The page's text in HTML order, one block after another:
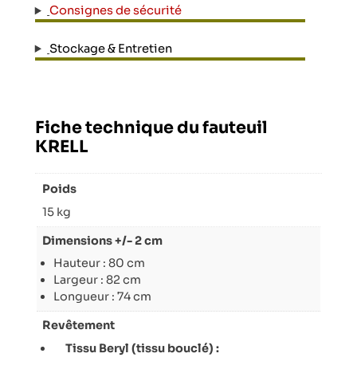
Consignes de sécurité
Stockage & Entretien
Fiche technique du fauteuil
KRELL
Poids
15 kg
Dimensions +/- 2 cm
Hauteur : 80 cm
Largeur : 82 cm
Longueur : 74 cm
Revêtement
Tissu Beryl (tissu bouclé) :